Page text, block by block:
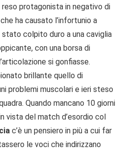
reso protagonista in negativo di
ha causato l’infortunio a
stato colpito duro a una caviglia
con una borsa di
si gonfiasse.
brillante quello di
problemi muscolari e ieri steso
Quando mancano 10 giorni
vista del match d’esordio col
c’è un pensiero in più a cui far
le voci che indirizzano